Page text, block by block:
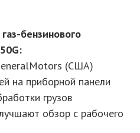
бензинового
(США)
на приборной панели
грузов
обзор с рабочего